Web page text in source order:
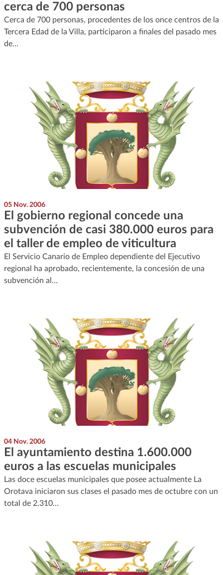
cerca de 700 personas
Cerca de 700 personas, procedentes de los once centros de la
Tercera Edad de la Villa, participaron a finales del pasado mes
de…
05 Nov. 2006
El gobierno regional concede una
subvención de casi 380.000 euros para
el taller de empleo de viticultura
El Servicio Canario de Empleo dependiente del Ejecutivo
regional ha aprobado, recientemente, la concesión de una
subvención al…
04 Nov. 2006
El ayuntamiento destina 1.600.000
euros a las escuelas municipales
Las doce escuelas municipales que posee actualmente La
Orotava iniciaron sus clases el pasado mes de octubre con un
total de 2.310…